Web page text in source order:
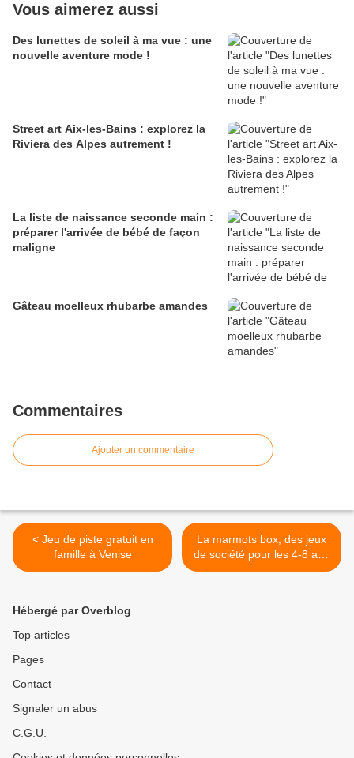
Vous aimerez aussi
Des lunettes de soleil à ma vue : une
nouvelle aventure mode !
Street art Aix-les-Bains : explorez la
Riviera des Alpes autrement !
La liste de naissance seconde main :
préparer l'arrivée de bébé de façon
maligne
Gâteau moelleux rhubarbe amandes
Commentaires
Ajouter un commentaire
< Jeu de piste gratuit en
famille à Venise
La marmots box, des jeux
de société pour les 4-8 ans
>
Hébergé par Overblog
Top articles
Pages
Contact
Signaler un abus
C.G.U.